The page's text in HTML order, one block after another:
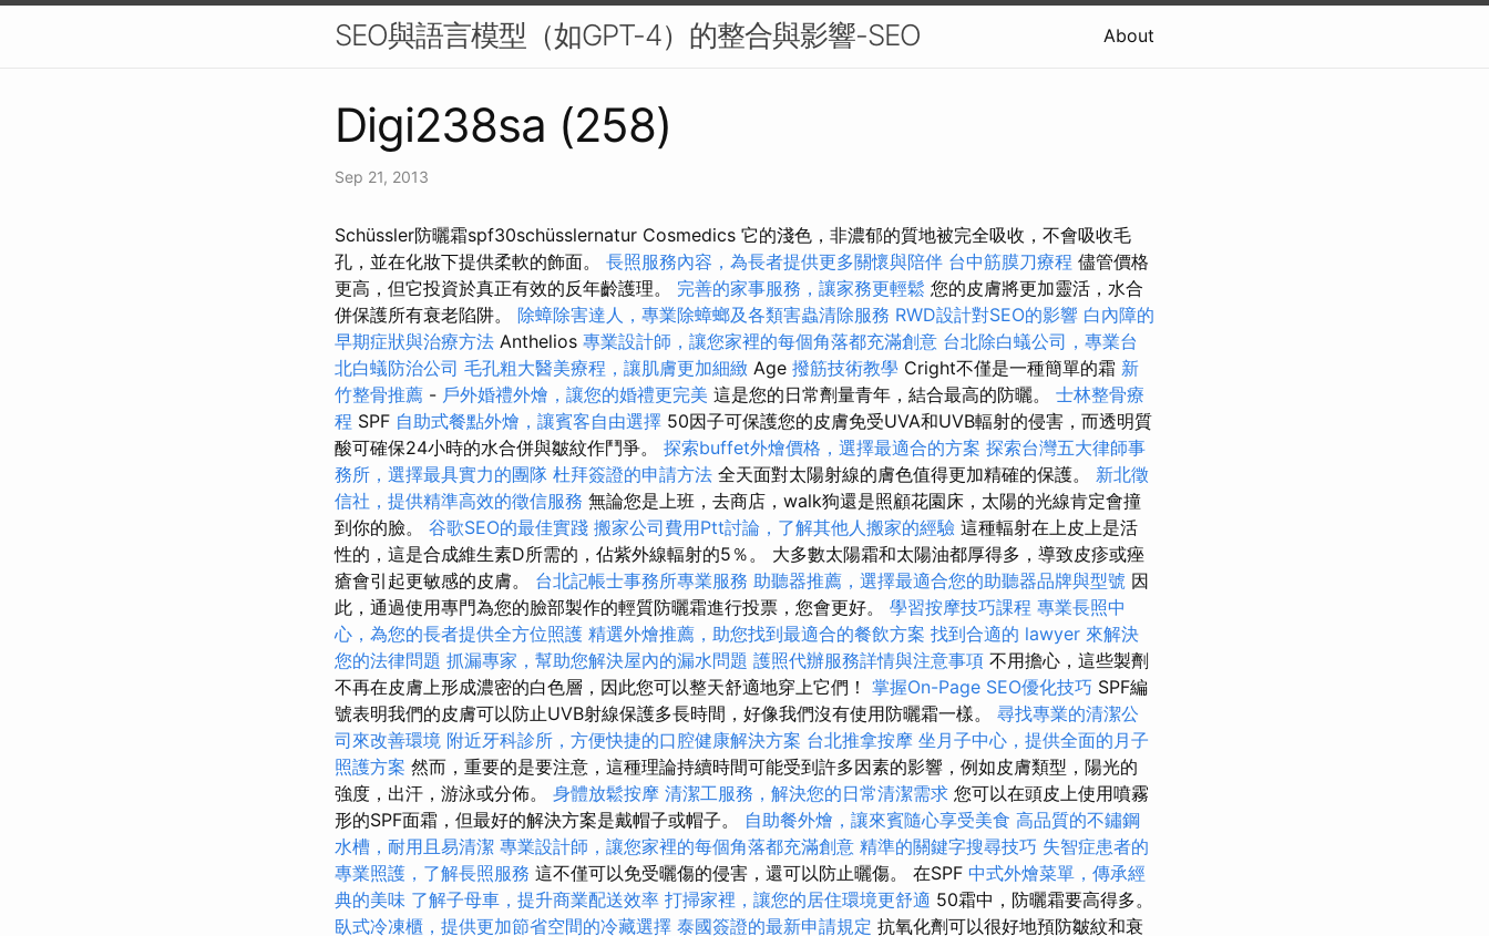
SEO與語言模型（如GPT-4）的整合與影響-SEO About
Digi238sa (258)
Sep 21, 2013
Schüssler防曬霜spf30schüsslernatur Cosmedics 它的淺色，非濃郁的質地被完全吸收，不會吸收毛
孔，並在化妝下提供柔軟的飾面。 長照服務內容，為長者提供更多關懷與陪伴 台中筋膜刀療程 儘管價格
更高，但它投資於真正有效的反年齡護理。 完善的家事服務，讓家務更輕鬆 您的皮膚將更加靈活，水合
併保護所有衰老陷阱。 除蟑除害達人，專業除蟑螂及各類害蟲清除服務 RWD設計對SEO的影響 白內障的
早期症狀與治療方法 Anthelios 專業設計師，讓您家裡的每個角落都充滿創意 台北除白蟻公司，專業台
北白蟻防治公司 毛孔粗大醫美療程，讓肌膚更加細緻 Age 撥筋技術教學 Cright不僅是一種簡單的霜 新
竹整骨推薦 - 戶外婚禮外燴，讓您的婚禮更完美 這是您的日常劑量青年，結合最高的防曬。 士林整骨療
程 SPF 自助式餐點外燴，讓賓客自由選擇 50因子可保護您的皮膚免受UVA和UVB輻射的侵害，而透明質
酸可確保24小時的水合併與皺紋作鬥爭。 探索buffet外燴價格，選擇最適合的方案 探索台灣五大律師事
務所，選擇最具實力的團隊 杜拜簽證的申請方法 全天面對太陽射線的膚色值得更加精確的保護。 新北徵
信社，提供精準高效的徵信服務 無論您是上班，去商店，walk狗還是照顧花園床，太陽的光線肯定會撞
到你的臉。 谷歌SEO的最佳實踐 搬家公司費用Ptt討論，了解其他人搬家的經驗 這種輻射在上皮上是活
性的，這是合成維生素D所需的，佔紫外線輻射的5％。 大多數太陽霜和太陽油都厚得多，導致皮疹或痤
瘡會引起更敏感的皮膚。 台北記帳士事務所專業服務 助聽器推薦，選擇最適合您的助聽器品牌與型號 因
此，通過使用專門為您的臉部製作的輕質防曬霜進行投票，您會更好。 學習按摩技巧課程 專業長照中
心，為您的長者提供全方位照護 精選外燴推薦，助您找到最適合的餐飲方案 找到合適的 lawyer 來解決
您的法律問題 抓漏專家，幫助您解決屋內的漏水問題 護照代辦服務詳情與注意事項 不用擔心，這些製劑
不再在皮膚上形成濃密的白色層，因此您可以整天舒適地穿上它們！ 掌握On-Page SEO優化技巧 SPF編
號表明我們的皮膚可以防止UVB射線保護多長時間，好像我們沒有使用防曬霜一樣。 尋找專業的清潔公
司來改善環境 附近牙科診所，方便快捷的口腔健康解決方案 台北推拿按摩 坐月子中心，提供全面的月子
照護方案 然而，重要的是要注意，這種理論持續時間可能受到許多因素的影響，例如皮膚類型，陽光的
強度，出汗，游泳或分佈。 身體放鬆按摩 清潔工服務，解決您的日常清潔需求 您可以在頭皮上使用噴霧
形的SPF面霜，但最好的解決方案是戴帽子或帽子。 自助餐外燴，讓來賓隨心享受美食 高品質的不鏽鋼
水槽，耐用且易清潔 專業設計師，讓您家裡的每個角落都充滿創意 精準的關鍵字搜尋技巧 失智症患者的
專業照護，了解長照服務 這不僅可以免受曬傷的侵害，還可以防止曬傷。 在SPF 中式外燴菜單，傳承經
典的美味 了解子母車，提升商業配送效率 打掃家裡，讓您的居住環境更舒適 50霜中，防曬霜要高得多。
臥式冷凍櫃，提供更加節省空間的冷藏選擇 泰國簽證的最新申請規定 抗氧化劑可以很好地預防皺紋和衰